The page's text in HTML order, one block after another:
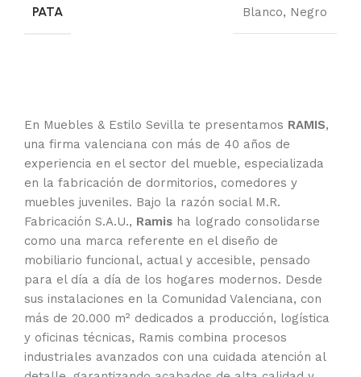
PATA Blanco, Negro
En Muebles & Estilo Sevilla te presentamos RAMIS,
una firma valenciana con más de 40 años de
experiencia en el sector del mueble, especializada
en la fabricación de dormitorios, comedores y
muebles juveniles. Bajo la razón social M.R.
Fabricación S.A.U., Ramis ha logrado consolidarse
como una marca referente en el diseño de
mobiliario funcional, actual y accesible, pensado
para el día a día de los hogares modernos. Desde
sus instalaciones en la Comunidad Valenciana, con
más de 20.000 m² dedicados a producción, logística
y oficinas técnicas, Ramis combina procesos
industriales avanzados con una cuidada atención al